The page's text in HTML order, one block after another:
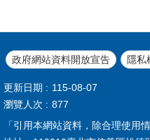
政府網站資料開放宣告 隱私
更新日期
115-08-07
瀏覽人次
877
「引用本網站資料，除合理使用